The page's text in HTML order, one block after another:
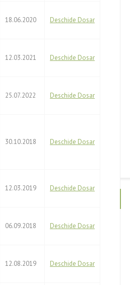
18.06.2020 Deschide Dosar
12.03.2021 Deschide Dosar
25.07.2022 Deschide Dosar
30.10.2018 Deschide Dosar
12.03.2019 Deschide Dosar
06.09.2018 Deschide Dosar
12.08.2019 Deschide Dosar